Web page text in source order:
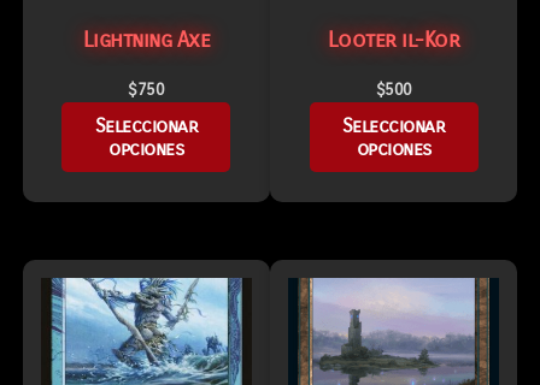
Lightning Axe
$750
Seleccionar
opciones
Looter il-Kor
$500
Seleccionar
opciones